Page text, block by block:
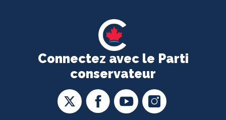
Connectez avec le Parti
conservateur